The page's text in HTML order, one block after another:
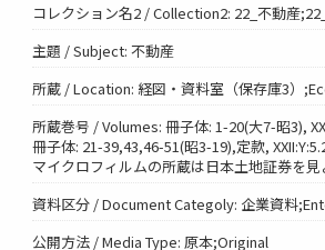
コレクション名2 / Collection2: 22_不動産
主題 / Subject: 不動産
所蔵 / Location: 経図・資料室（保存庫3）
所蔵巻号 / Volumes: 冊子体: 1-20(大7-昭3),
冊子体: 21-39,43,46-51(昭3-19),定款,
マイクロフィルムの所蔵は日本土地証券を見
資料区分 / Document Categoly: 企業資料
公開方法 / Media Type: 原本;Original